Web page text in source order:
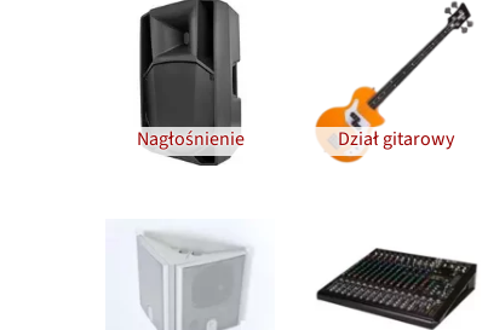
Nagłośnienie Dział gitarowy